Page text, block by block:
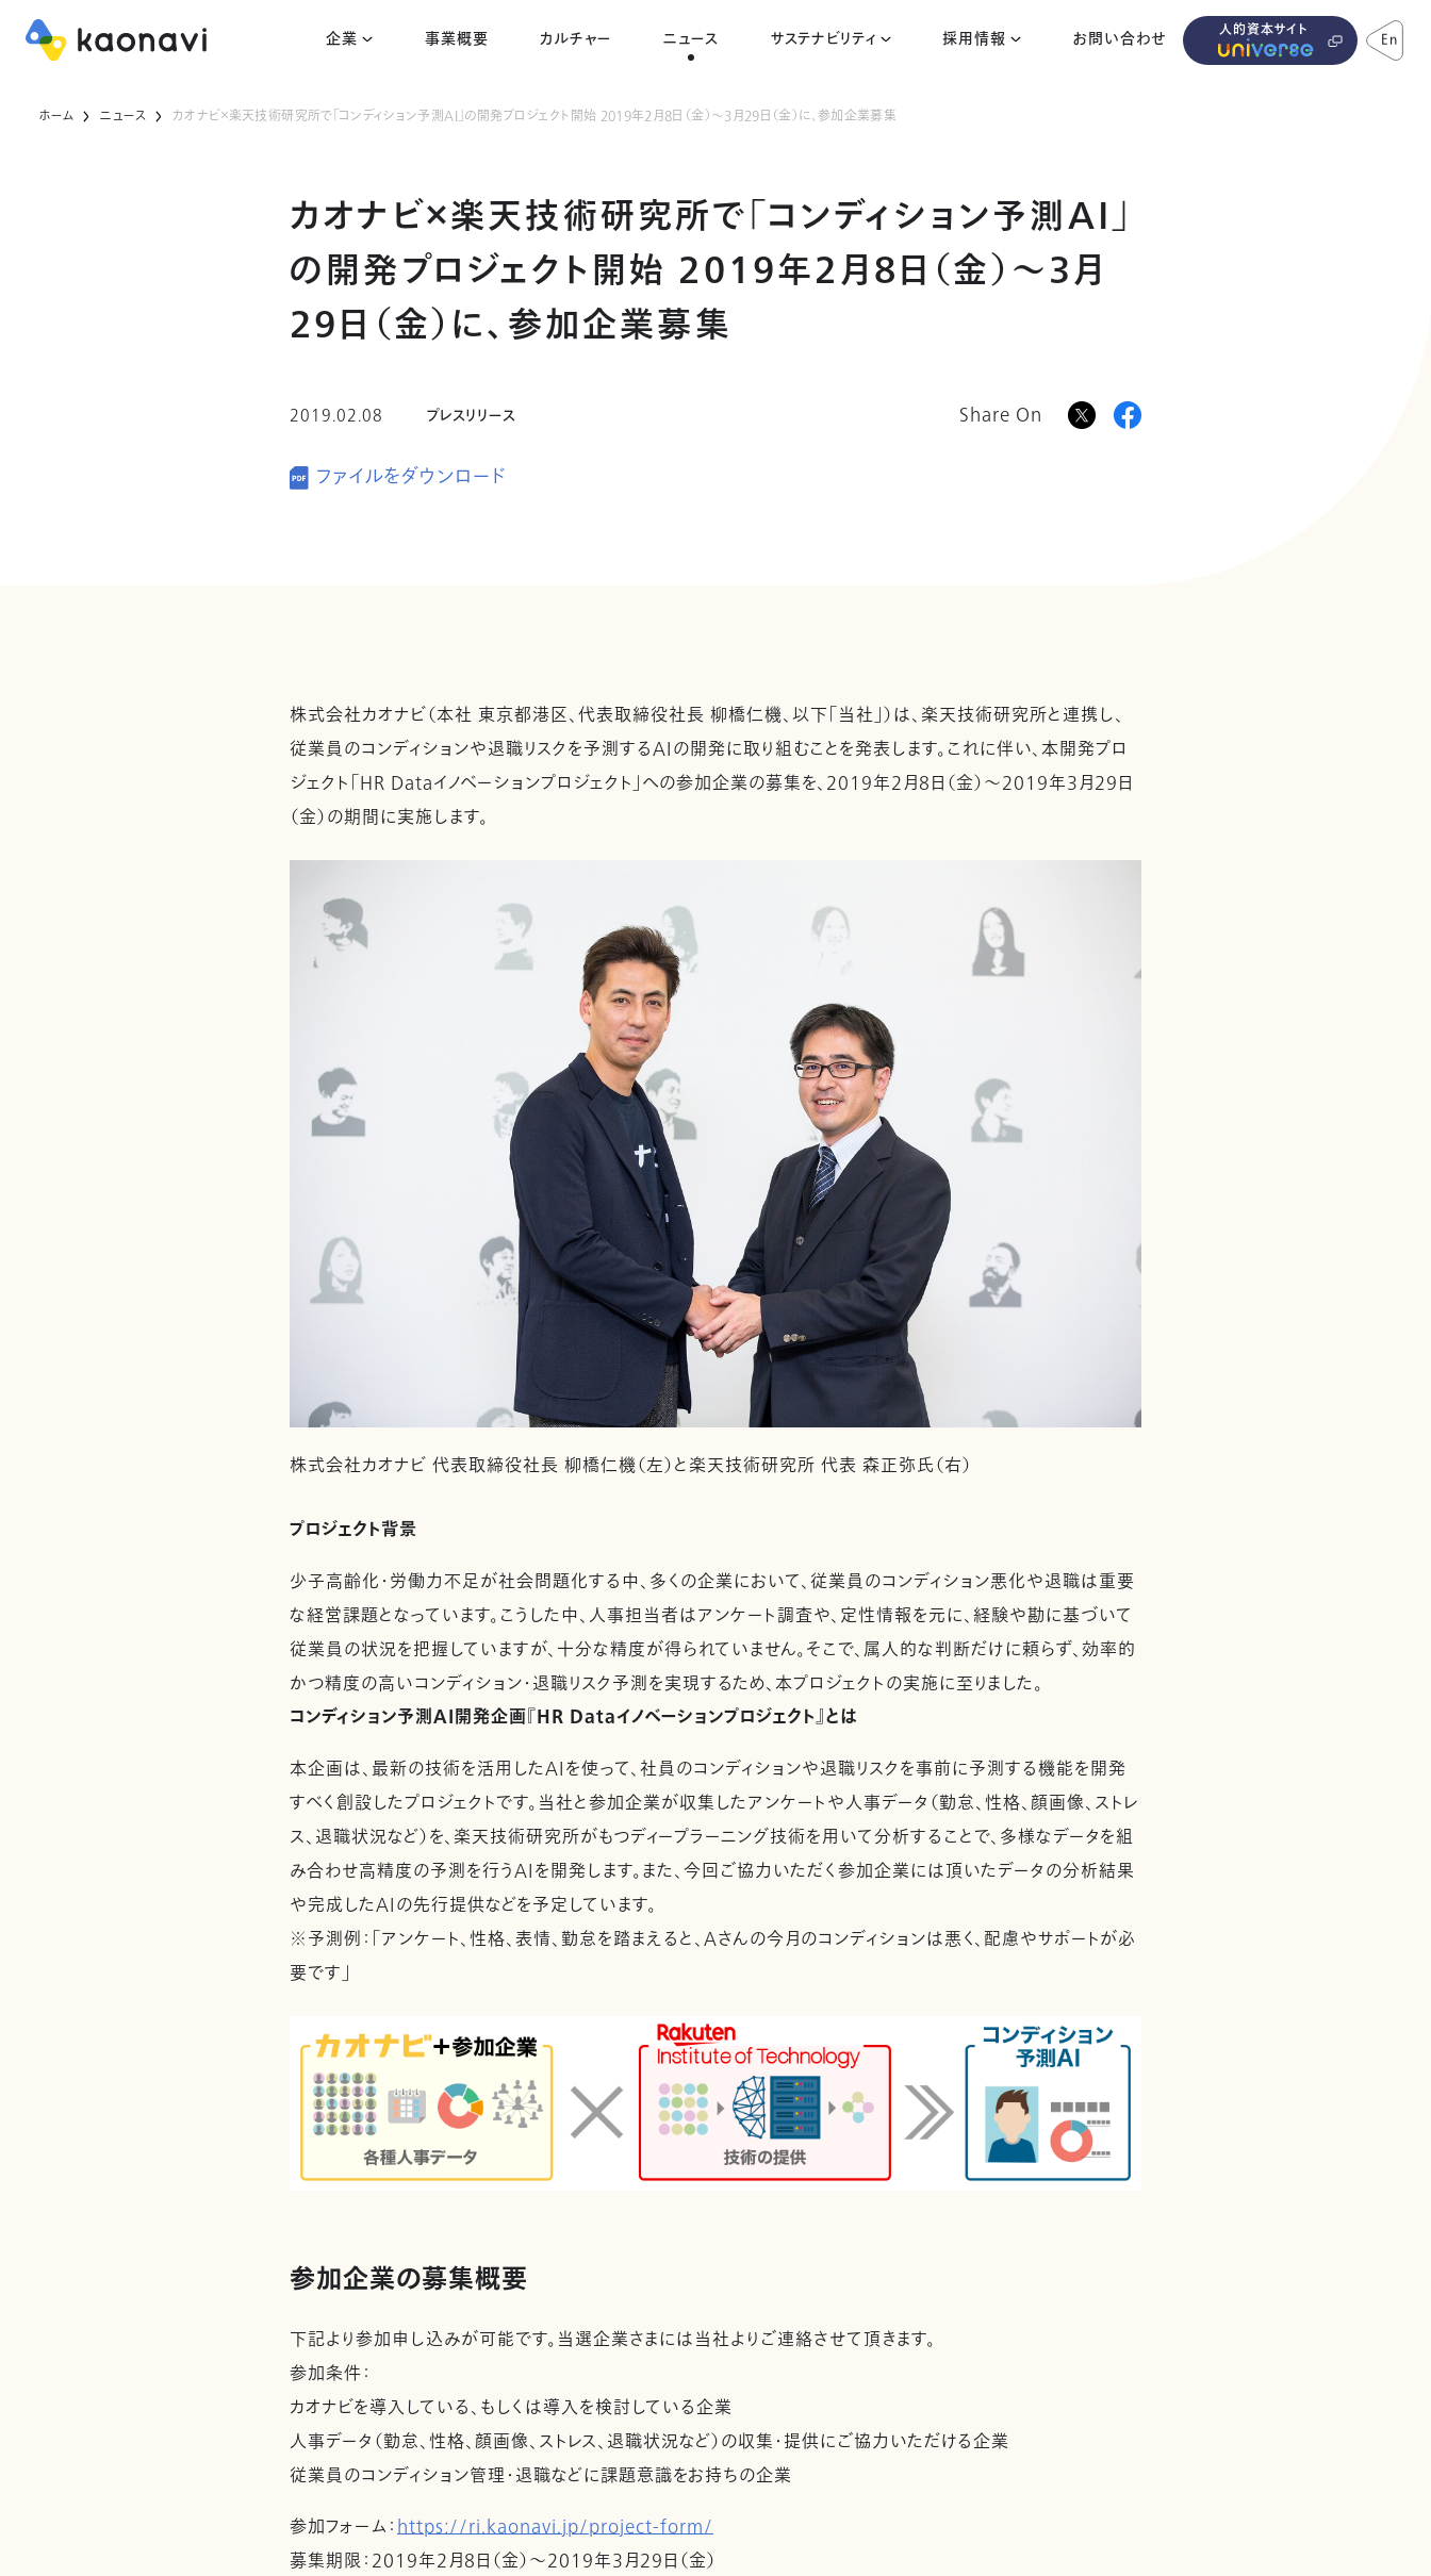
企業 事業概要 カルチャー ニュース サステナビリティ 採用情報 お問い合わせ 人的資本サイト En
ホーム ニュース カオナビ×楽天技術研究所で「コンディション予測AI」の開発プロジェクト開始 2019年2月8日（金）～3月29日（金）に、参加企業募集
カオナビ×楽天技術研究所で「コンディション予測AI」
の開発プロジェクト開始 2019年2月8日（金）～3月
29日（金）に、参加企業募集
2019.02.08 プレスリリース Share On
ファイルをダウンロード
株式会社カオナビ（本社 東京都港区、代表取締役社長 柳橋仁機、以下「当社」）は、楽天技術研究所と連携し、
従業員のコンディションや退職リスクを予測するAIの開発に取り組むことを発表します。これに伴い、本開発プロ
ジェクト「HR Dataイノベーションプロジェクト」への参加企業の募集を、2019年2月8日（金）～2019年3月29日
（金）の期間に実施します。
株式会社カオナビ 代表取締役社長 柳橋仁機（左）と楽天技術研究所 代表 森正弥氏（右）
プロジェクト背景
少子高齢化・労働力不足が社会問題化する中、多くの企業において、従業員のコンディション悪化や退職は重要
な経営課題となっています。こうした中、人事担当者はアンケート調査や、定性情報を元に、経験や勘に基づいて
従業員の状況を把握していますが、十分な精度が得られていません。そこで、属人的な判断だけに頼らず、効率的
かつ精度の高いコンディション・退職リスク予測を実現するため、本プロジェクトの実施に至りました。
コンディション予測AI開発企画『HR Dataイノベーションプロジェクト』とは
本企画は、最新の技術を活用したAIを使って、社員のコンディションや退職リスクを事前に予測する機能を開発
すべく創設したプロジェクトです。当社と参加企業が収集したアンケートや人事データ（勤怠、性格、顔画像、ストレ
ス、退職状況など）を、楽天技術研究所がもつディープラーニング技術を用いて分析することで、多様なデータを組
み合わせ高精度の予測を行うAIを開発します。また、今回ご協力いただく参加企業には頂いたデータの分析結果
や完成したAIの先行提供などを予定しています。
※予測例：「アンケート、性格、表情、勤怠を踏まえると、Aさんの今月のコンディションは悪く、配慮やサポートが必
要です」
参加企業の募集概要
下記より参加申し込みが可能です。当選企業さまには当社よりご連絡させて頂きます。
参加条件：
カオナビを導入している、もしくは導入を検討している企業
人事データ（勤怠、性格、顔画像、ストレス、退職状況など）の収集・提供にご協力いただける企業
従業員のコンディション管理・退職などに課題意識をお持ちの企業
参加フォーム：https://ri.kaonavi.jp/project-form/
募集期限：2019年2月8日（金）～2019年3月29日（金）